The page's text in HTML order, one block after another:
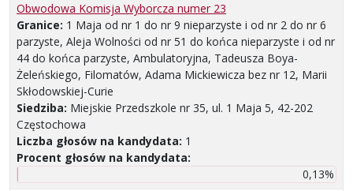
Obwodowa Komisja Wyborcza numer 23
Granice: 1 Maja od nr 1 do nr 9 nieparzyste i od nr 2 do nr 6
parzyste, Aleja Wolności od nr 51 do końca nieparzyste i od nr
44 do końca parzyste, Ambulatoryjna, Tadeusza Boya-
Żeleńskiego, Filomatów, Adama Mickiewicza bez nr 12, Marii
Skłodowskiej-Curie
Siedziba: Miejskie Przedszkole nr 35, ul. 1 Maja 5, 42-202
Częstochowa
Liczba głosów na kandydata: 1
Procent głosów na kandydata:
0,13%